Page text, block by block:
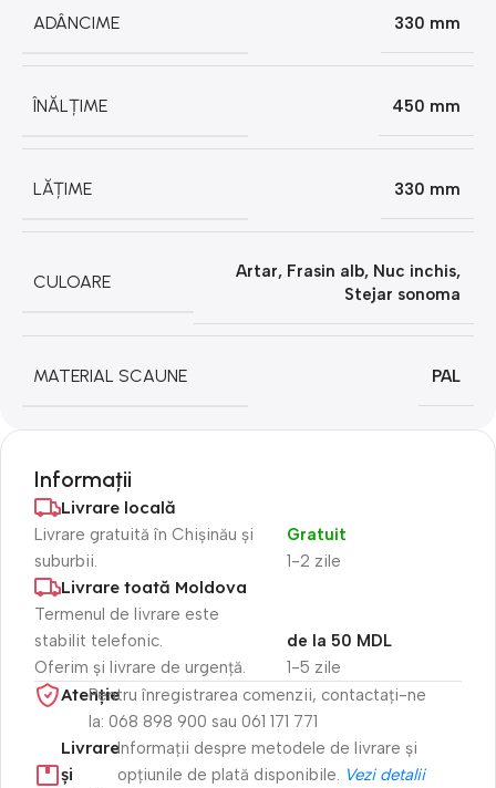
ADÂNCIME 330 mm
ÎNĂLȚIME 450 mm
LĂȚIME 330 mm
CULOARE
Artar, Frasin alb, Nuc inchis,
Stejar sonoma
MATERIAL SCAUNE PAL
Informații
Livrare locală
Livrare gratuită în Chișinău și
suburbii.
1-2 zile
Gratuit
Livrare toată Moldova
Termenul de livrare este
stabilit telefonic.
Oferim și livrare de urgență.
1-5 zile
de la 50 MDL
Atenție​Pentru înregistrarea comenzii, contactați-ne
la: 068 898 900 sau 061 171 771
Livrare
și
Informații despre metodele de livrare și
opțiunile de plată disponibile. Vezi detalii